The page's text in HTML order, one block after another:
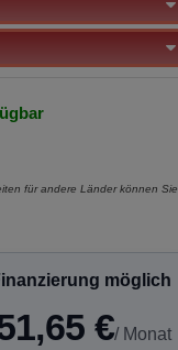
für andere Länder können Sie
möglich
€/ Monat